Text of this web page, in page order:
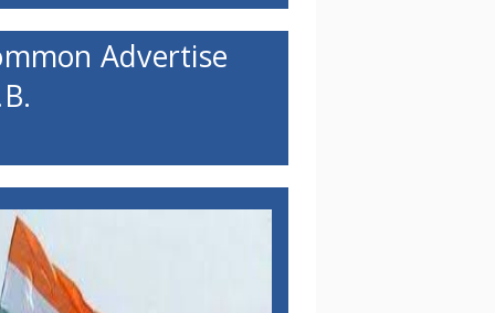
Advertise